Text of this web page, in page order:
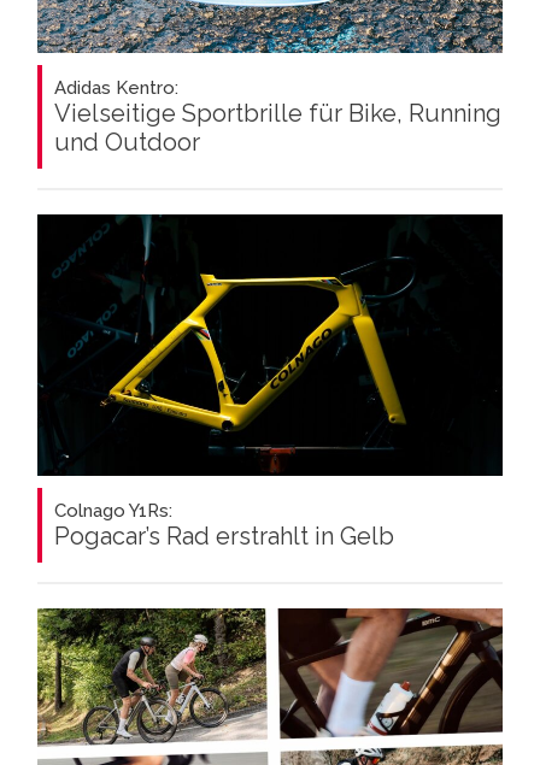
Adidas Kentro:
Vielseitige Sportbrille für Bike, Running
und Outdoor
Colnago Y1Rs:
Pogacar’s Rad erstrahlt in Gelb